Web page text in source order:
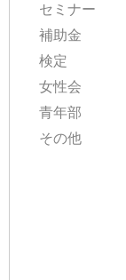
セミナー
補助金
検定
女性会
青年部
その他